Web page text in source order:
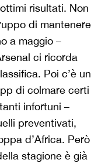
risultati. Non
di mantenere
a maggio –
ci ricorda
Poi c’è un
di colmare certi
infortuni –
preventivati,
d’Africa. Però
stagione è già